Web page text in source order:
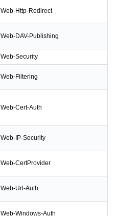
Web-Http-Redirect
Web-DAV-Publishing
Web-Security
Web-Filtering
Web-Cert-Auth
Web-IP-Security
Web-CertProvider
Web-Url-Auth
Web-Windows-Auth